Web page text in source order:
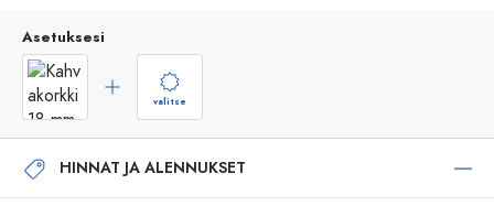
Asetuksesi
valitse
HINNAT JA ALENNUKSET